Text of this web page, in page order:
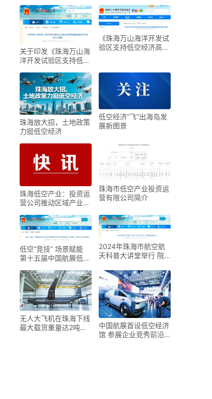
关于印发《珠海万山海
洋开发试验区支持低空
措施》的通知
《珠海万山海洋开发试
验区支持低空经济高质
珠海放大招，土地政策
力挺低空经济
低空经济“飞”出海岛发
展新图景
珠海低空产业：投资运
营公司推动区域产业协
珠海市低空产业投资运
营有限公司简介
低空“竞技” 场景赋能
第十五届中国航展低空
创奖）大赛10日在珠海
举办
2024年珠海市航空航
天科普大讲堂举行 院
无人大飞机在珠海下线
最大载货重量达2吨，
中国航展首设低空经济
馆 参展企业竞秀前沿